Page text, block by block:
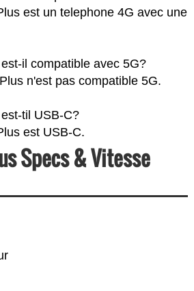
est un telephone 4G avec une
il compatible avec 5G?
n'est pas compatible 5G.
til USB-C?
est USB-C.
Specs & Vitesse